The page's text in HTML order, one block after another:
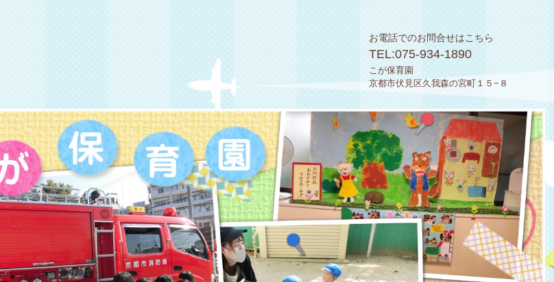
お電話でのお問合せはこちら
TEL:075-934-1890
こが保育園
京都市伏見区久我森の宮町１５−８